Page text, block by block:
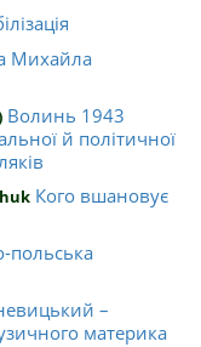
Михайла
Волинь 1943
й політичної
Кого вшановує
польська
–
материка